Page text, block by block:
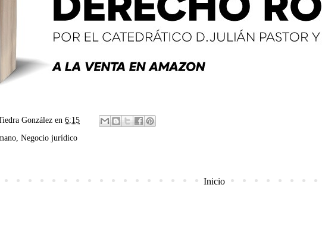
González en 6:15
Negocio jurídico
Inicio